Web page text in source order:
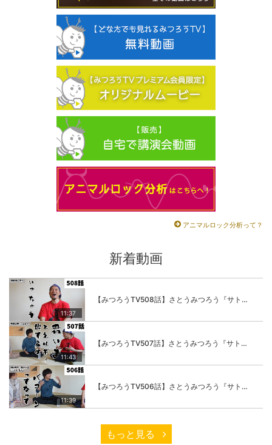
アニマルロック分析って？
新着動画
11:37
【みつろうTV508話】さとうみつろう『サトレル男塾』編④「“毎日”が変わります。楽しく」
11:43
【みつろうTV507話】さとうみつろう『サトレル男塾』編③「快楽は“自分のカラダの内側”にしかない」
11:39
【みつろうTV506話】さとうみつろう『サトレル男塾』編②「不思議な棒をお尻に…」
もっと見る